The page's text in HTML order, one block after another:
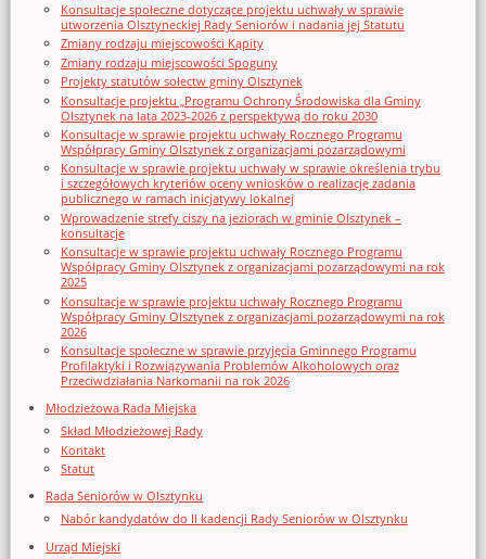
Konsultacje społeczne dotyczące projektu uchwały w sprawie
utworzenia Olsztyneckiej Rady Seniorów i nadania jej Statutu
Zmiany rodzaju miejscowości Kąpity
Zmiany rodzaju miejscowości Spoguny
Projekty statutów sołectw gminy Olsztynek
Konsultacje projektu „Programu Ochrony Środowiska dla Gminy
Olsztynek na lata 2023-2026 z perspektywą do roku 2030
Konsultacje w sprawie projektu uchwały Rocznego Programu
Współpracy Gminy Olsztynek z organizacjami pozarządowymi
Konsultacje w sprawie projektu uchwały w sprawie określenia trybu
i szczegółowych kryteriów oceny wniosków o realizację zadania
publicznego w ramach inicjatywy lokalnej
Wprowadzenie strefy ciszy na jeziorach w gminie Olsztynek –
konsultacje
Konsultacje w sprawie projektu uchwały Rocznego Programu
Współpracy Gminy Olsztynek z organizacjami pozarządowymi na rok
2025
Konsultacje w sprawie projektu uchwały Rocznego Programu
Współpracy Gminy Olsztynek z organizacjami pozarządowymi na rok
2026
Konsultacje społeczne w sprawie przyjęcia Gminnego Programu
Profilaktyki i Rozwiązywania Problemów Alkoholowych oraz
Przeciwdziałania Narkomanii na rok 2026
Młodzieżowa Rada Miejska
Skład Młodzieżowej Rady
Kontakt
Statut
Rada Seniorów w Olsztynku
Nabór kandydatów do II kadencji Rady Seniorów w Olsztynku
Urząd Miejski